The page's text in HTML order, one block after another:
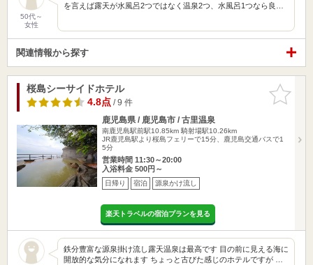
50代～
女性
を言えば露天が水風呂2つではなく温泉2つ、水風呂1つなら良…
関連情報から探す
お気に入
りに追加
桜島シーサイドホテル
4.8点/ 9 件
鹿児島県 / 鹿児島市 / 古里温泉
南鹿児島駅前駅10.85km 騎射場駅10.26km
JR鹿児島駅より桜島フェリーで15分、鹿児島交通バスで1
5分
営業時間 11:30～20:00
入浴料金 500円～
日帰り 宿泊 源泉かけ流し
楽天トラベルの宿泊プランを見る
鉄分豊富な源泉掛け流し露天温泉は最高です 目の前に見える海に
開放的な気分になれます ちょっと古びた感じのホテルですが …